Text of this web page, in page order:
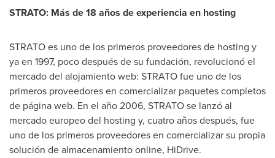
STRATO: Más de 18 años de experiencia en hosting
STRATO es uno de los primeros proveedores de hosting y
ya en 1997, poco después de su fundación, revolucionó el
mercado del alojamiento web: STRATO fue uno de los
primeros proveedores en comercializar paquetes completos
de página web. En el año 2006, STRATO se lanzó al
mercado europeo del hosting y, cuatro años después, fue
uno de los primeros proveedores en comercializar su propia
solución de almacenamiento online, HiDrive.